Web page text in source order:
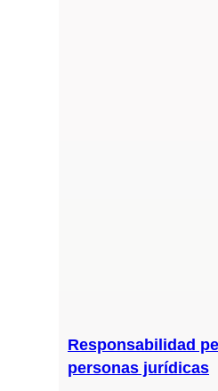
Responsabilidad
personas jurídicas